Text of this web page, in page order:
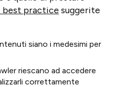
best practice suggerite
siano i medesimi per
riescano ad accedere
correttamente